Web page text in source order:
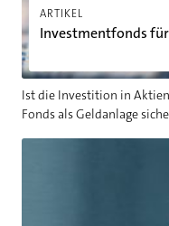
ARTIKEL
Investmentfonds
Ist die Investition in
Fonds als Geldanlage